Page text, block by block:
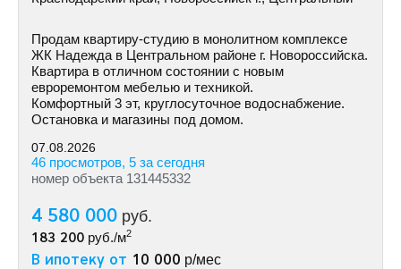
Продам квартиру-студию в монолитном комплексе
ЖК Надежда в Центральном районе г. Новороссийска.
Квартира в отличном состоянии с новым
евроремонтом мебелью и техникой.
Комфортный 3 эт, круглосуточное водоснабжение.
Остановка и магазины под домом.
07.08.2026
46 просмотров, 5 за сегодня
номер объекта 131445332
4 580 000 руб.
183 200 руб./м2
В ипотеку от 10 000 р/мес